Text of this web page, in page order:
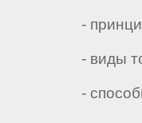
- принцип
- виды
-